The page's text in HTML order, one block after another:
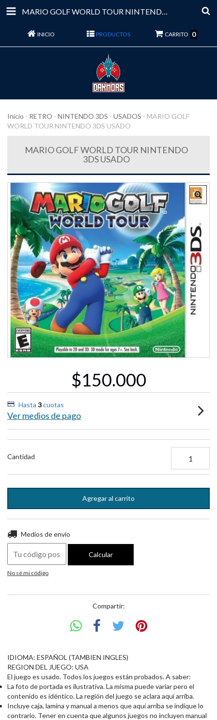
MARIO GOLF WORLD TOUR NINTENDO 3DS USADO
INICIO PRODUCTOS CARRITO 0
Inicio - RETRO - NINTENDO 3DS - USADOS - MARIO GOLF
WORLD TOUR NINTENDO 3DS USADO
MARIO GOLF WORLD TOUR NINTENDO
3DS USADO
$150.000
Hasta 3cuotas
Ver medios de pago
Cantidad
Entregas para el CP:
Medios de envío
Calcular
No sé mi código
Compartir:
IDIOMA: ESPAÑOL (TAMBIEN INGLES)
REGION DEL JUEGO: USA
El juego es usado. Todos los juegos están probados. A saber:
La foto de portada es ilustrativa. La misma puede variar pero el
contenido es idéntico. La región del juego se aclara aquí arriba.
Incluye caja, lamina y manual a menos que aquí arriba se indique lo
contrario. Tener en cuenta que algunos juegos no incluyen manual